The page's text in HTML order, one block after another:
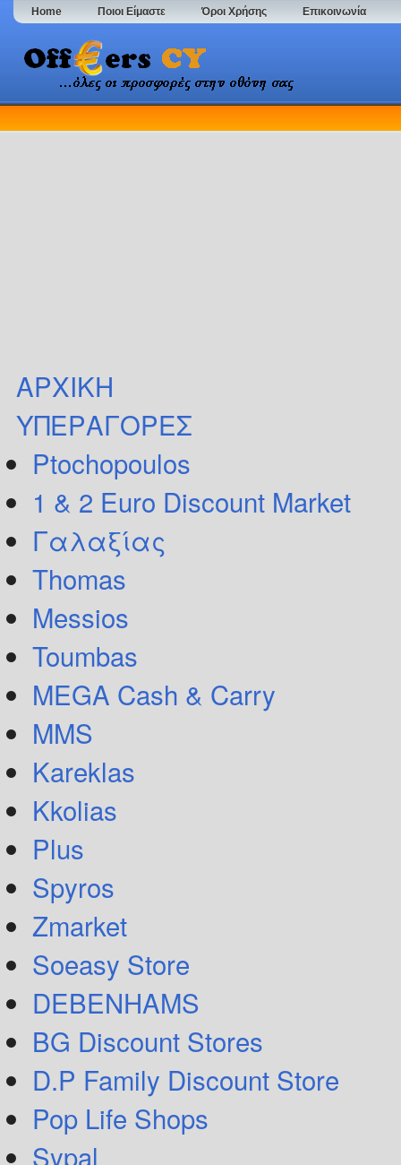
Home Ποιοι Είμαστε Όροι Χρήσης Επικοινωνία
ΑΡΧΙΚΗ
ΥΠΕΡΑΓΟΡΕΣ
Ptochopoulos
1 & 2 Euro Discount Market
Γαλαξίας
Thomas
Messios
Toumbas
MEGA Cash & Carry
MMS
Kareklas
Kkolias
Plus
Spyros
Zmarket
Soeasy Store
DEBENHAMS
BG Discount Stores
D.P Family Discount Store
Pop Life Shops
Sypal